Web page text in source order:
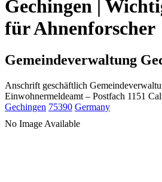
Gechingen |
für Ahnenforscher
Gemeindeverwaltung
Anschrift geschäftlich
Einwohnermeldeamt – Postfach 1151
Gechingen 75390 Germany
No Image Available